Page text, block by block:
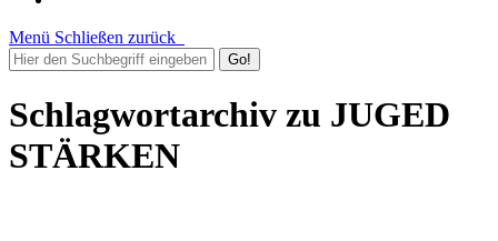
Menü Schließen zurück
Schlagwortarchiv zu JUGED
STÄRKEN